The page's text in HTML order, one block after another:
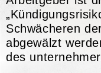
Schwächeren
abgewälzt
des